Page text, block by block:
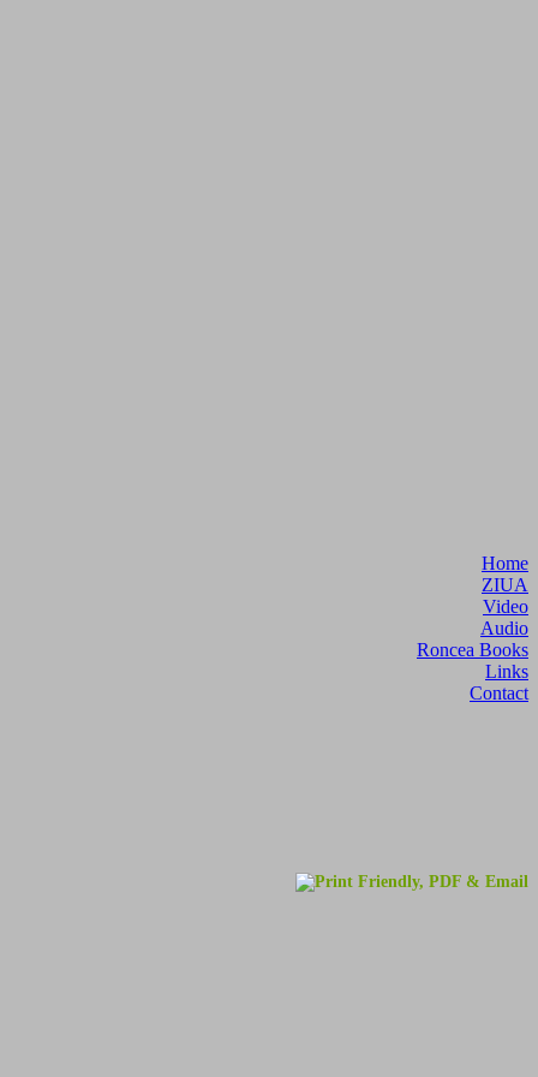
Home
ZIUA
Video
Audio
Roncea Books
Links
Contact